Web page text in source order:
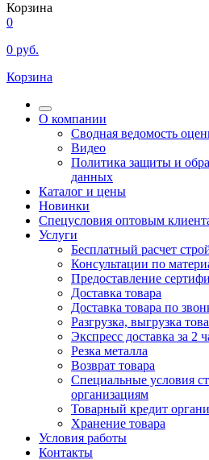
Корзина
0
0 руб.
Корзина
О компании
Сводная ведомость
Видео
Политика защиты и
данных
Каталог и цены
Новинки
Спецусловия оптовым
Услуги
Бесплатный расчет
Консультации по
Предоставление
Доставка товара
Доставка товара по
Разгрузка, выгрузка
Экспресс доставка за 2
Резка металла
Возврат товара
Специальные условия
организациям
Товарный кредит
Хранение товара
Условия работы
Контакты